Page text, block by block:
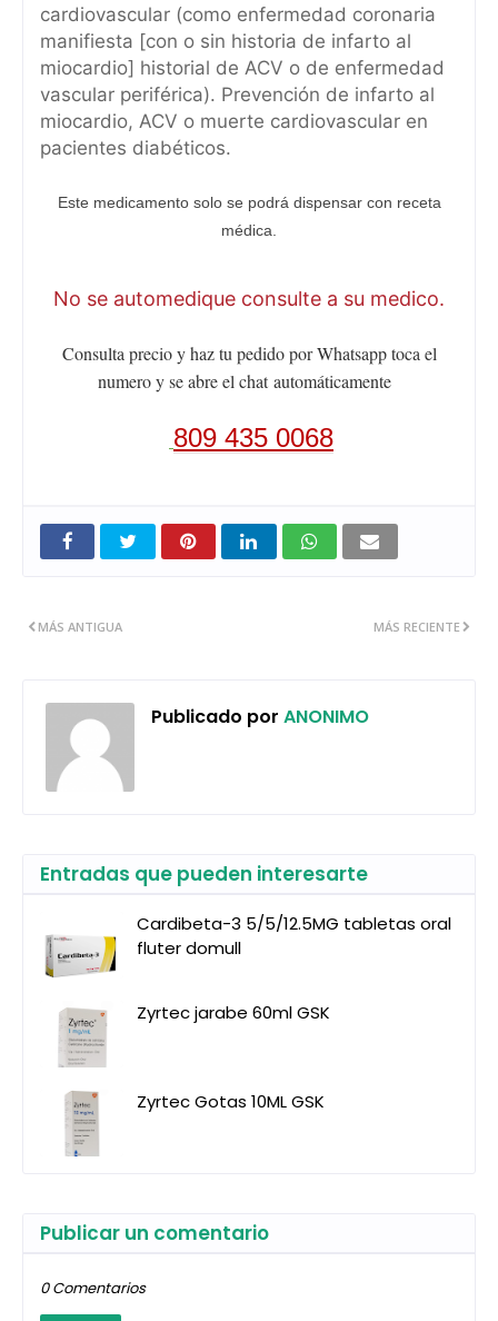
cardiovascular (como enfermedad coronaria
manifiesta [con o sin historia de infarto al
miocardio] historial de ACV o de enfermedad
vascular periférica). Prevención de infarto al
miocardio, ACV o muerte cardiovascular en
pacientes diabéticos.
Este medicamento solo se podrá dispensar con receta
médica.
No se automedique consulte a su medico.
Consulta precio y haz tu pedido por Whatsapp toca el
numero y se abre el chatautomáticamente
809 435 0068
MÁS RECIENTE
MÁS ANTIGUA
Publicado por ANONIMO
Entradas que pueden interesarte
Cardibeta-3 5/5/12.5MG tabletas oral
fluter domull
Zyrtec jarabe 60ml GSK
Zyrtec Gotas 10ML GSK
Publicar un comentario
0 Comentarios